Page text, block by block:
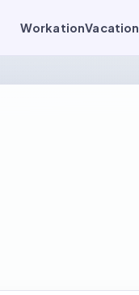
WorkationVacation